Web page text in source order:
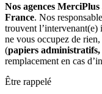
Nos agences
France. Nos
trouvent l’intervenant(e)
ne vous occupez de
(papiers administratifs,
remplacement en cas
Être rappelé